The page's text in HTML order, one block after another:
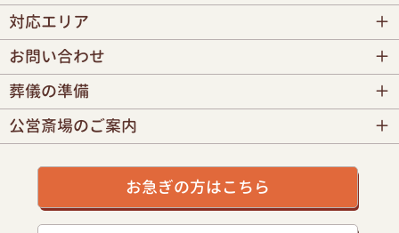
対応エリア
お問い合わせ
葬儀の準備
公営斎場のご案内
お急ぎの方はこちら